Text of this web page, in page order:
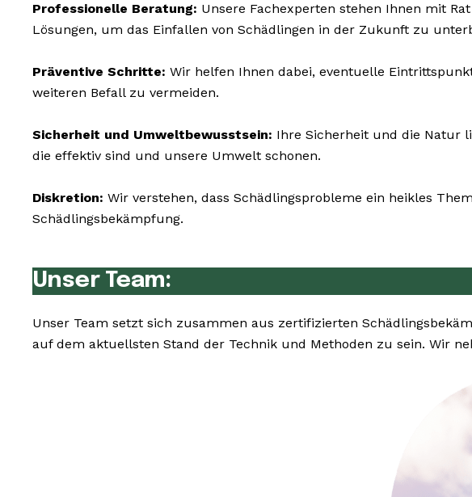
Professionelle Beratung: Unsere Fachexperten stehen Ihnen mit
Lösungen, um das Einfallen von Schädlingen in der Zukunft zu
Präventive Schritte: Wir helfen Ihnen dabei, eventuelle
weiteren Befall zu vermeiden.
Sicherheit und Umweltbewusstsein: Ihre Sicherheit und die Natur
die effektiv sind und unsere Umwelt schonen.
Diskretion: Wir verstehen, dass Schädlingsprobleme ein heikles
Schädlingsbekämpfung.
Unser Team:
Unser Team setzt sich zusammen aus zertifizierten
auf dem aktuellsten Stand der Technik und Methoden zu sein. Wir